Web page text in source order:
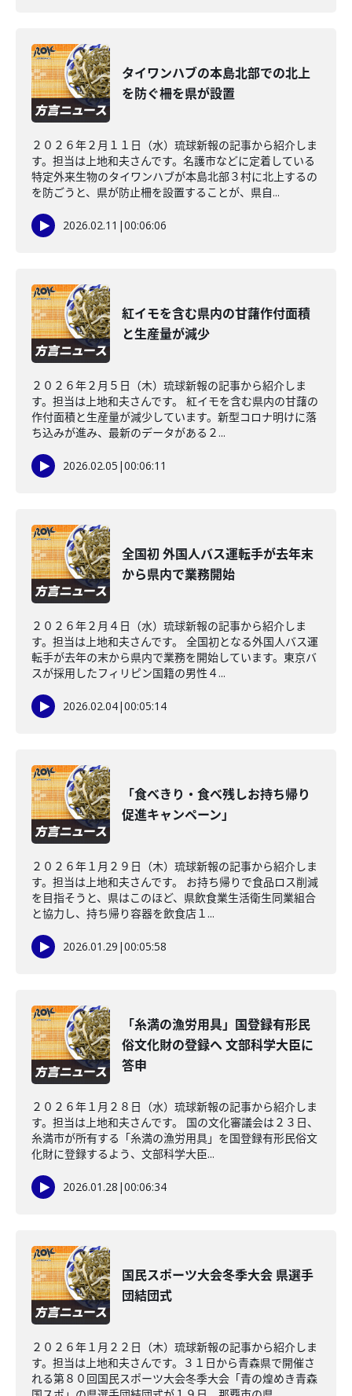
タイワンハブの本島北部での北上
を防ぐ柵を県が設置
２０２６年２月１１日（水）琉球新報の記事から紹介しま
す。担当は上地和夫さんです。名護市などに定着している
特定外来生物のタイワンハブが本島北部３村に北上するの
を防ごうと、県が防止柵を設置することが、県自...
2026.02.11 |00:06:06
紅イモを含む県内の甘藷作付面積
と生産量が減少
２０２６年２月５日（木）琉球新報の記事から紹介しま
す。担当は上地和夫さんです。 紅イモを含む県内の甘藷の
作付面積と生産量が減少しています。新型コロナ明けに落
ち込みが進み、最新のデータがある２...
2026.02.05 |00:06:11
全国初 外国人バス運転手が去年末
から県内で業務開始
２０２６年２月４日（水）琉球新報の記事から紹介しま
す。担当は上地和夫さんです。 全国初となる外国人バス運
転手が去年の末から県内で業務を開始しています。東京バ
スが採用したフィリピン国籍の男性４...
2026.02.04|00:05:14
「食べきり・食べ残しお持ち帰り
促進キャンペーン」
２０２６年１月２９日（木）琉球新報の記事から紹介しま
す。担当は上地和夫さんです。 お持ち帰りで食品ロス削減
を目指そうと、県はこのほど、県飲食業生活衛生同業組合
と協力し、持ち帰り容器を飲食店１...
2026.01.29 |00:05:58
「糸満の漁労用具」国登録有形民
俗文化財の登録へ 文部科学大臣に
答申
２０２６年１月２８日（水）琉球新報の記事から紹介しま
す。担当は上地和夫さんです。 国の文化審議会は２３日、
糸満市が所有する「糸満の漁労用具」を国登録有形民俗文
化財に登録するよう、文部科学大臣...
2026.01.28 |00:06:34
国民スポーツ大会冬季大会 県選手
団結団式
２０２６年１月２２日（木）琉球新報の記事から紹介しま
す。担当は上地和夫さんです。３１日から青森県で開催さ
れる第８０回国民スポーツ大会冬季大会「青の煌めき青森